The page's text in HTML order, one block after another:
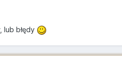
lub błędy